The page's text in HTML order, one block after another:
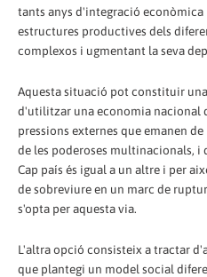
tants anys d'integració
estructures productives dels
complexos i ugmentant la seva
Aquesta situació pot constituir
d'utilitzar una economia nacional
pressions externes que emanen
de les poderoses multinacionals, i
Cap país és igual a un altre i per
de sobreviure en un marc de
s'opta per aquesta via.
L'altra opció consisteix a tractar
que plantegi un model social